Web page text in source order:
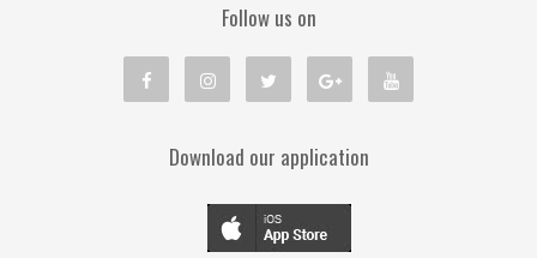
Follow us on
Download our application